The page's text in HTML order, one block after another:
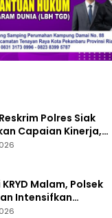
Polres Siak
Capaian Kinerja,
Siap Terima Kritik
Malam, Polsek
Intensifkan
Balap Liar